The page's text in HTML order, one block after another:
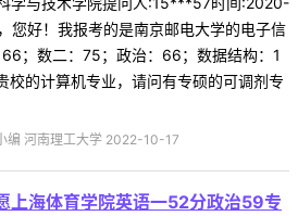
您好！我报考的是南京邮电大学的电子信
；数二：75；政治：66；数据结构：1
的计算机专业，请问有专硕的可调剂专
编 河南理工大学 2022-10-17
上海体育学院英语一52分政治59专